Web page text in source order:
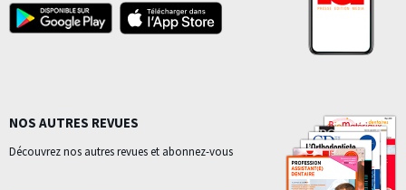
NOS AUTRES REVUES
Découvrez nos autres revues et abonnez-vous